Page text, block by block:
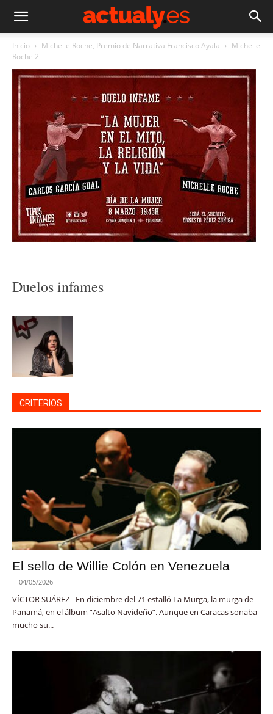
Inicio Michelle Roche, Premio de Narrativa Francisco Ayala
Michelle
Roche 2
Duelos infames
CRITERIOS
El sello de Willie Colón en Venezuela
- 04/05/2026
VÍCTOR SUÁREZ - En diciembre del 71 estalló La Murga, la murga de
Panamá, en el álbum “Asalto Navideño”. Aunque en Caracas sonaba
mucho su...